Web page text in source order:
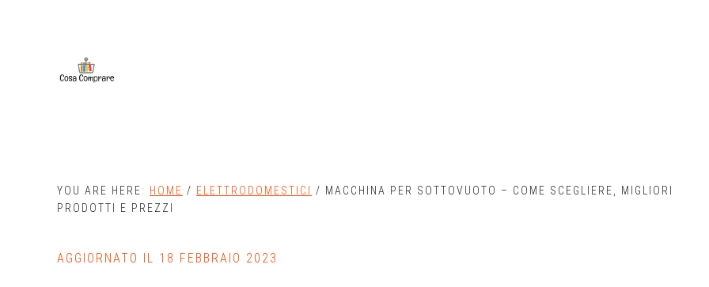
YOU ARE HERE: HOME / ELETTRODOMESTICI / MACCHINA PER SOTTOVUOTO – COME SCEGLIERE, MIGLIORI
PRODOTTI E PREZZI
AGGIORNATO IL 18 FEBBRAIO 2023